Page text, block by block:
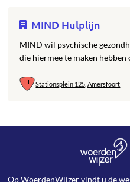
MIND Hulplijn
MIND wil psychische
die hiermee te maken hebben
Stationsplein 125, Amersfoort
Op WoerdenWijzer vindt u de